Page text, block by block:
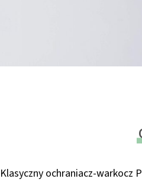
Klasyczny ochraniacz-warkocz